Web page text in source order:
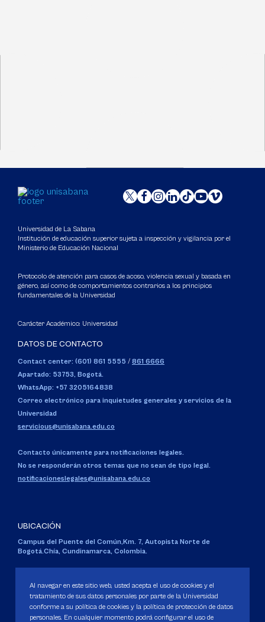
Universidad de La Sabana
Institución de educación superior sujeta a inspección y vigilancia por el
Ministerio de Educación Nacional
Protocolo de atención para casos de acoso, violencia sexual y basada en
género, así como de comportamientos contrarios a los principios
fundamentales de la Universidad
Carácter Académico: Universidad
DATOS DE CONTACTO
Contact center: (601) 861 5555 / 861 6666
Apartado: 53753, Bogotá.
WhatsApp: +57 3205164838
Correo electrónico para inquietudes generales y servicios de la
Universidad
servicious@unisabana.edu.co
Contacto únicamente para notificaciones legales.
No se responderán otros temas que no sean de tipo legal.
notificacioneslegales@unisabana.edu.co
UBICACIÓN
Campus del Puente del Común, Km. 7, Autopista Norte de
Bogotá. Chía, Cundinamarca, Colombia.
Personería Jurídica:Resolución 130 del 14 de enero de 1980.
Ministerio de Educación Nacional.
Al navegar en este sitio web, usted acepta el uso de cookies y el
tratamiento de sus datos personales por parte de la Universidad
conforme a su política de cookies y la política de protección de datos
personales. En cualquier momento podrá configurar el uso de